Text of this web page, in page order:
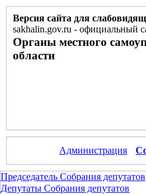
Версия сайта для
sakhalin.gov.ru - официальный
Органы местного
области
Администрация
Председатель Собрания депутатов
Депутаты Собрания депутатов